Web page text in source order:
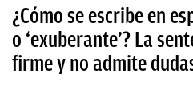
¿Cómo se escribe en
o ‘exuberante’? La
firme y no admite